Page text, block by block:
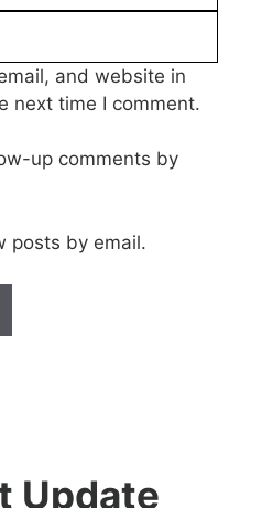
and website in
next time I comment.
up comments by
posts by email.
Update